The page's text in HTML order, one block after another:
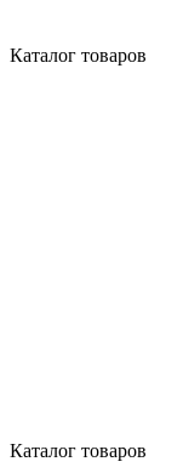
Каталог товаров
Каталог товаров